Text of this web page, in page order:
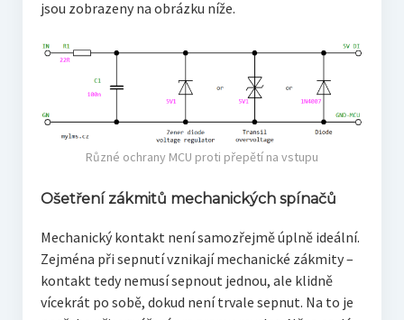
jsou zobrazeny na obrázku níže.
Různé ochrany MCU proti přepětí na vstupu
Ošetření zákmitů mechanických spínačů
Mechanický kontakt není samozřejmě úplně ideální.
Zejména při sepnutí vznikají mechanické zákmity –
kontakt tedy nemusí sepnout jednou, ale klidně
vícekrát po sobě, dokud není trvale sepnut. Na to je